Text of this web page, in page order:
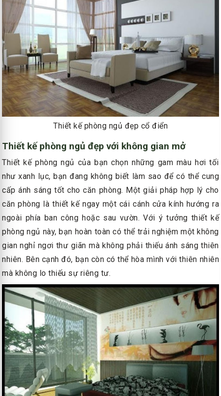
Thiết kế phòng ngủ đẹp cổ điển
Thiết kế phòng ngủ đẹp với không gian mở
Thiết kế phòng ngủ của bạn chọn những gam màu hơi tối
như xanh lục, bạn đang không biết làm sao để có thể cung
cấp ánh sáng tốt cho căn phòng. Một giải pháp hợp lý cho
căn phòng là thiết kế ngay một cái cánh cửa kính hướng ra
ngoài phía ban công hoặc sau vườn. Với ý tưởng thiết kế
phòng ngủ này, bạn hoàn toàn có thể trải nghiệm một không
gian nghỉ ngơi thư giãn mà không phải thiếu ánh sáng thiên
nhiên. Bên cạnh đó, bạn còn có thể hòa mình với thiên nhiên
mà không lo thiếu sự riêng tư.